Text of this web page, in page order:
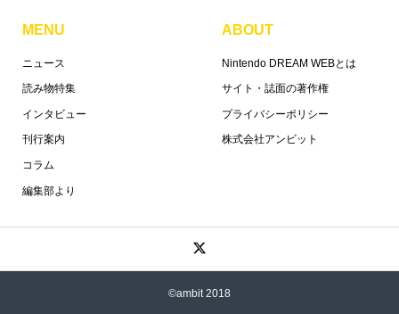
MENU
ニュース
読み物特集
インタビュー
刊行案内
コラム
編集部より
ABOUT
Nintendo DREAM WEBとは
サイト・誌面の著作権
プライバシーポリシー
株式会社アンビット
©ambit 2018